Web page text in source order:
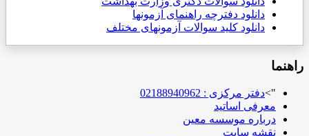
دانلود دفترچه راهنمای آزمونها
دانلود کلید سوالات آزمونهای مختلف
راهنما
">دفتر مرکزی : 02188940962
معرفی اساتید
درباره موسسه معین
نقشه سایت